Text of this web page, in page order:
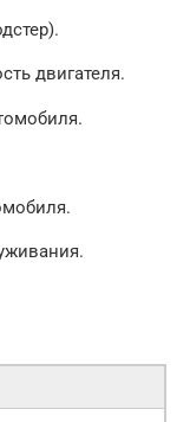
двигателя.